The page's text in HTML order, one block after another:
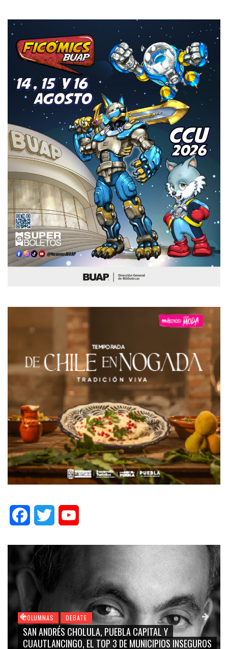
FacebookTwitter
COLUMNAS DEBATE
SAN ANDRÉS CHOLULA, PUEBLA CAPITAL Y
CUAUTLANCINGO, EL TOP 3 DE MUNICIPIOS INSEGUROS